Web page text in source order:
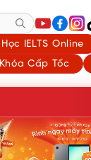
Học IELTS Online
Khóa Cấp Tốc